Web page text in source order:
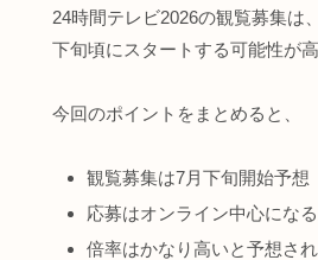
24時間テレビ2026の観覧募集は
下旬頃にスタートする可能性が高
今回のポイントをまとめると、
観覧募集は7月下旬開始予想
応募はオンライン中心にな
倍率はかなり高いと予想さ